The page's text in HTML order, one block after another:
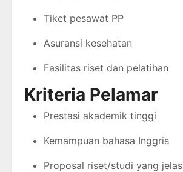
Tiket pesawat PP
Asuransi kesehatan
Fasilitas riset dan pelatihan
Kriteria Pelamar
Prestasi akademik tinggi
Kemampuan bahasa Inggris
Proposal riset/studi yang jelas